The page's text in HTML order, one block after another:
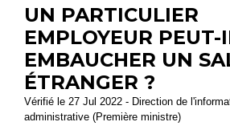
UN PARTICULIER
EMPLOYEUR PEUT-
EMBAUCHER UN
ÉTRANGER ?
Vérifié le 27 Jul 2022 - Direction de
administrative (Première ministre)